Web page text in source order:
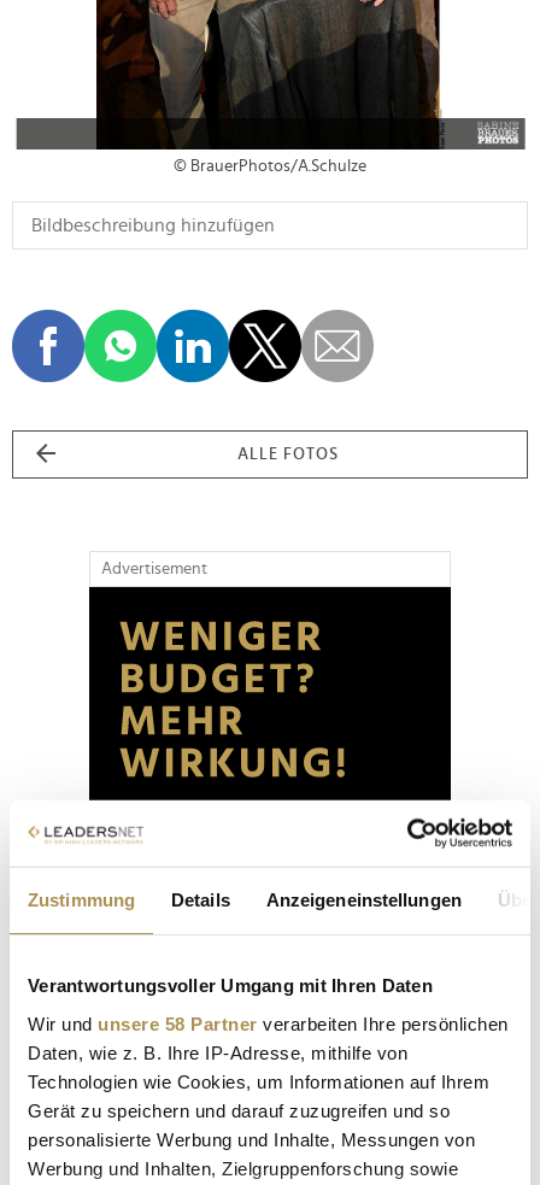
Zustimmung Details Anzeigeneinstellungen
Verantwortungsvoller Umgang mit Ihren Daten
Wir und unsere 58 Partner verarbeiten Ihre persönlichen
Daten, wie z. B. Ihre IP-Adresse, mithilfe von
Technologien wie Cookies, um Informationen auf Ihrem
Gerät zu speichern und darauf zuzugreifen und so
personalisierte Werbung und Inhalte, Messungen von
Werbung und Inhalten, Zielgruppenforschung sowie
© BrauerPhotos/A.Schulze
ALLE FOTOS
Advertisement